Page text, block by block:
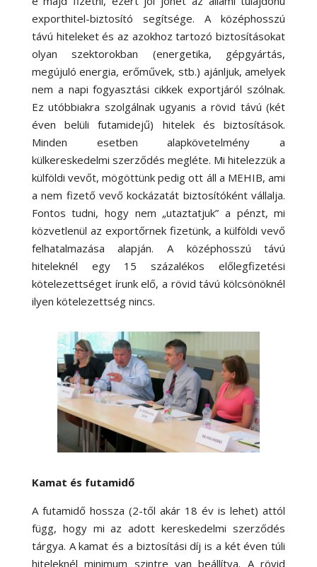
exporthitel-biztosító segítsége. A középhosszú
távú hiteleket és az azokhoz tartozó biztosításokat
olyan szektorokban (energetika, gépgyártás,
megújuló energia, erőművek, stb.) ajánljuk, amelyek
nem a napi fogyasztási cikkek exportjáról szólnak.
Ez utóbbiakra szolgálnak ugyanis a rövid távú (két
éven belüli futamidejű) hitelek és biztosítások.
Minden esetben alapkövetelmény a
külkereskedelmi szerződés megléte. Mi hitelezzük a
külföldi vevőt, mögöttünk pedig ott áll a MEHIB, ami
a nem fizető vevő kockázatát biztosítóként vállalja.
Fontos tudni, hogy nem „utaztatjuk” a pénzt, mi
közvetlenül az exportőrnek fizetünk, a külföldi vevő
felhatalmazása alapján. A középhosszú távú
hiteleknél egy 15 százalékos előlegfizetési
kötelezettséget írunk elő, a rövid távú kölcsönöknél
ilyen kötelezettség nincs.
Kamat és futamidő
A futamidő hossza (2-től akár 18 év is lehet) attól
függ, hogy mi az adott kereskedelmi szerződés
tárgya. A kamat és a biztosítási díj is a két éven túli
hiteleknél minimum szintre van beállítva. A rövid